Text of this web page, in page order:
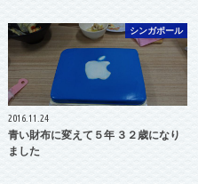
シンガポール
2016.11.24
青い財布に変えて５年 ３２歳になり
ました